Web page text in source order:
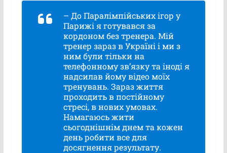
– До Паралімпійських ігор у
Парижі я готувався за
кордоном без тренера. Мій
тренер зараз в Україні і ми з
ним були тільки на
телефонному зв’язку та іноді я
надсилав йому відео моїх
тренувань. Зараз життя
проходить в постійному
стресі, в нових умовах.
Намагаюсь жити
сьогоднішнім днем та кожен
день робити все для
досягнення результату.